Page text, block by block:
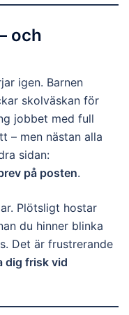
och
igen. Barnen
skolväskan för
jobbet med full
– men nästan alla
sidan:
på posten.
Plötsligt hostar
du hinner blinka
Det är frustrerande
dig frisk vid